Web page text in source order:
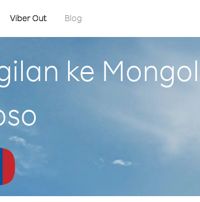
Viber Out Blog
ke